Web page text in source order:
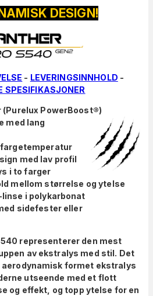
DESIGN!
- LEVERINGSINNHOLD -
SPESIFIKASJONER
PowerBoost®)
med lang
med lav profil
i to farger
mellom størrelse og ytelse
i polykarbonat
sidefester eller
representerer den mest
av ekstralys med stil. Det
formet ekstralys
utseende med et flott
og effekt, og topp ytelse for en